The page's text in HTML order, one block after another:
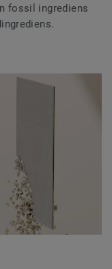
fossil ingrediens